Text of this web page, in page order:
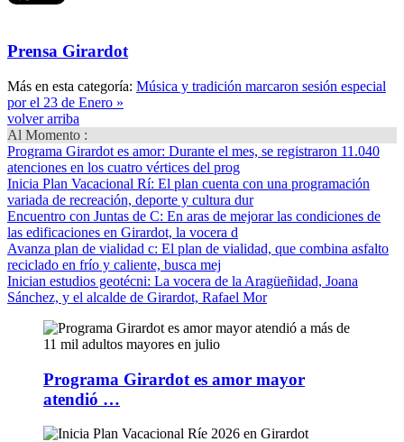
Prensa Girardot
Más en esta categoría: Música y tradición marcaron sesión especial
por el 23 de Enero »
volver arriba
Al Momento :
Programa Girardot es amor: Durante el mes, se registraron 11.040
atenciones en los cuatro vértices del prog
Inicia Plan Vacacional Rí: El plan cuenta con una programación
variada de recreación, deporte y cultura dur
Encuentro con Juntas de C: En aras de mejorar las condiciones de
las edificaciones en Girardot, la vocera d
Avanza plan de vialidad c: El plan de vialidad, que combina asfalto
reciclado en frío y caliente, busca mej
Inician estudios geotécni: La vocera de la Aragüeñidad, Joana
Sánchez, y el alcalde de Girardot, Rafael Mor
Programa Girardot es amor mayor
atendió …